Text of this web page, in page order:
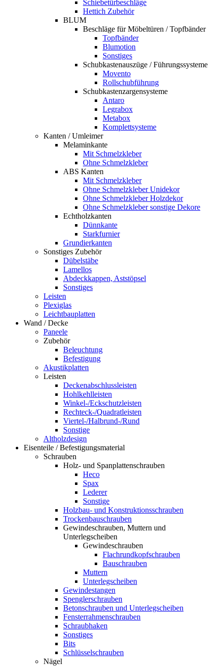
Schiebetürbeschläge
Hettich Zubehör
BLUM
Beschläge für Möbeltüren / Topfbänder
Topfbänder
Blumotion
Sonstiges
Schubkastenauszüge / Führungssysteme
Movento
Rollschubführung
Schubkastenzargensysteme
Antaro
Legrabox
Metabox
Komplettsysteme
Kanten / Umleimer
Melaminkante
Mit Schmelzkleber
Ohne Schmelzkleber
ABS Kanten
Mit Schmelzkleber
Ohne Schmelzkleber Unidekor
Ohne Schmelzkleber Holzdekor
Ohne Schmelzkleber sonstige Dekore
Echtholzkanten
Dünnkante
Starkfurnier
Grundierkanten
Sonstiges Zubehör
Dübelstäbe
Lamellos
Abdeckkappen, Aststöpsel
Sonstiges
Leisten
Plexiglas
Leichtbauplatten
Wand / Decke
Paneele
Zubehör
Beleuchtung
Befestigung
Akustikplatten
Leisten
Deckenabschlussleisten
Hohlkehlleisten
Winkel-/Eckschutzleisten
Rechteck-/Quadratleisten
Viertel-/Halbrund-/Rund
Sonstige
Altholzdesign
Eisenteile / Befestigungsmaterial
Schrauben
Holz- und Spanplattenschrauben
Heco
Spax
Lederer
Sonstige
Holzbau- und Konstruktionsschrauben
Trockenbauschrauben
Gewindeschrauben, Muttern und
Unterlegscheiben
Gewindeschrauben
Flachrundkopfschrauben
Bauschrauben
Muttern
Unterlegscheiben
Gewindestangen
Spenglerschrauben
Betonschrauben und Unterlegscheiben
Fensterrahmenschrauben
Schraubhaken
Sonstiges
Bits
Schlüsselschrauben
Nägel